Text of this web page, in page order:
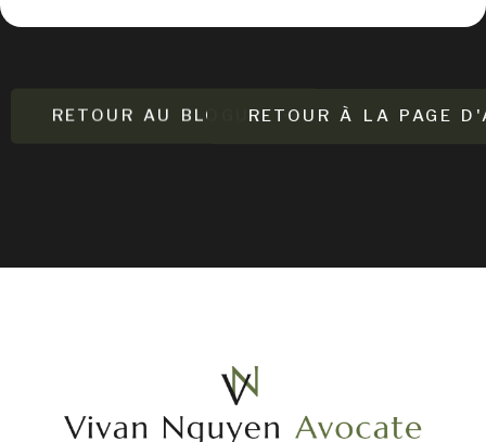
RETOUR AU BLOGUERETOUR À LA PAGE